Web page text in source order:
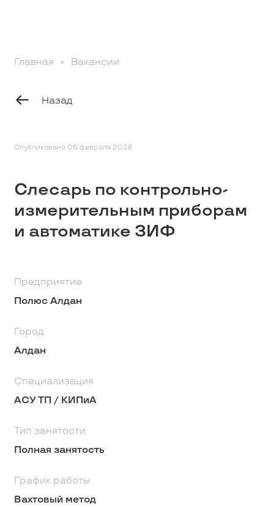
Студентам
Школьникам
Вакансии
Наши истории
Контакты
Главная Вакансии
Назад
Опубликовано 05 февраля 2026
Слесарь по контрольно-
измерительным приборам
и автоматике ЗИФ
Предприятие
Полюс Алдан
Город
Алдан
Специализация
АСУ ТП / КИПиА
Тип занятости
Полная занятость
График работы
Вахтовый метод